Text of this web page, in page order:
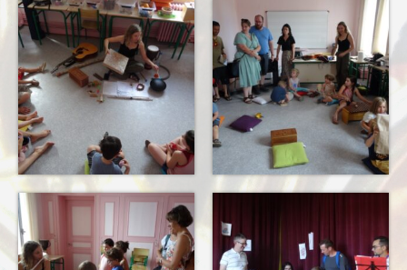
Concours
Direction
Vie de l’Orchestre
Répertoire Musical
Calendrier
Blog
Terkabrass
Historique